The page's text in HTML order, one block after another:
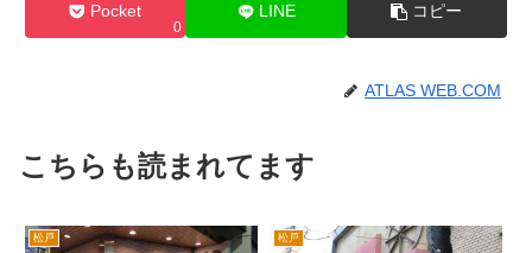
Pocket
0
LINE コピー
ATLAS WEB.COM
こちらも読まれてます
松戸 松戸